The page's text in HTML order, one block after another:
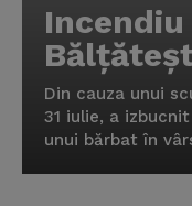
Din cauza unui
31 iulie, a
unui bărbat în